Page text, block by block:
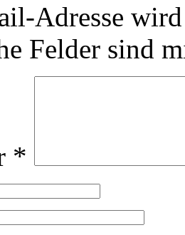
Adresse
Felder sind
*